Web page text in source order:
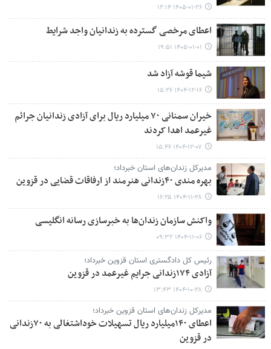
۱۴۰۵-۰۱-۲۶ ۱۲:۱۴
اعطای مرخصی گسترده به زندانیان واجد شرایط
۱۴۰۵-۰۱-۰۱ ۱۹:۵۱
شیما قوشه آزاد شد
۱۴۰۴-۱۲-۱۶ ۱۵:۲۶
خیران سمنانی ۷۰ میلیارد ریال برای آزادی زندانیان جرائم
غیرعمد اهدا کردند
۱۴۰۴-۱۲-۰۷ ۱۵:۴۶
مدیرکل زندان‌های استان خبرداد؛
بهره مندی ۴۰زندانی هنرمند از ارفاقات قضایی در قزوین
۱۴۰۴-۱۱-۲۸ ۱۶:۲۵
واکنش سازمان زندان‌ها به خبرسازی رسانه انگلیسی
۱۴۰۴-۱۱-۰۶ ۰۹:۳۲
رئیس کل دادگستری استان قزوین خبرداد؛
آزادی ۱۷۴زندانی جرایم غیرعمد در قزوین
۱۴۰۴-۱۰-۲۸ ۱۳:۴۳
مدیرکل زندان‌های استان قزوین خبرداد؛
اعطای ۱۴۰میلیارد ریال تسهیلات خوداشتغالی به ۷۰زندانی
در قزوین